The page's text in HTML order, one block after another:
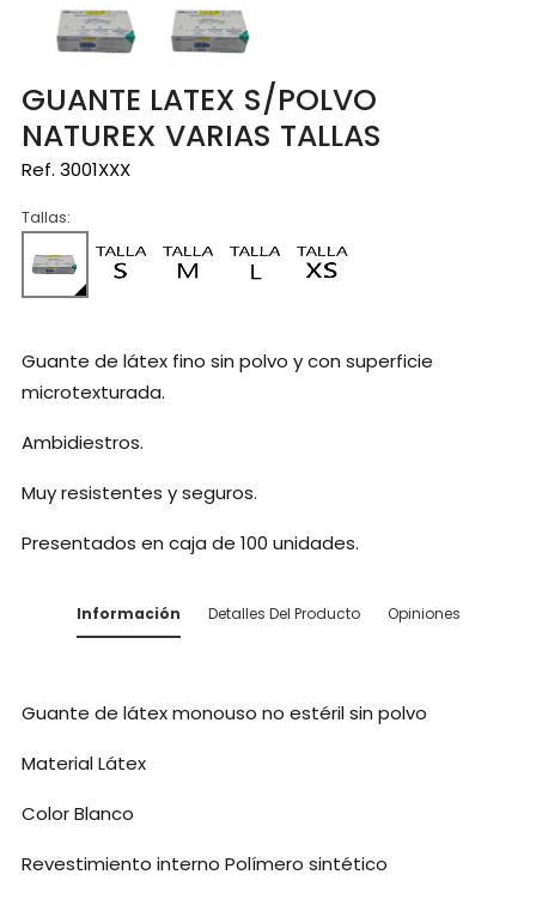
GUANTE LATEX S/POLVO
NATUREX VARIAS TALLAS
Ref. 3001XXX
Tallas:
Guante de látex fino sin polvo y con superficie
microtexturada.
Ambidiestros.
Muy resistentes y seguros.
Presentados en caja de 100 unidades.
Información Detalles Del Producto Opiniones
Guante de látex monouso no estéril sin polvo
Material Látex
Color Blanco
Revestimiento interno Polímero sintético